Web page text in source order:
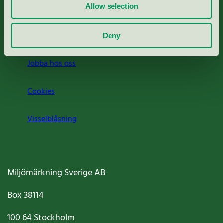
Allow selection
Deny
Jobba hos oss
Cookies
Visselblåsning
Miljömärkning Sverige AB
Box38114
100 64Stockholm